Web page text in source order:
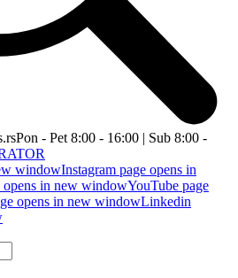
Pon - Pet 8:00 - 16:00 | Sub 8:00 -
windowInstagram page opens in
opens in new windowYouTube page
opens in new windowLinkedin